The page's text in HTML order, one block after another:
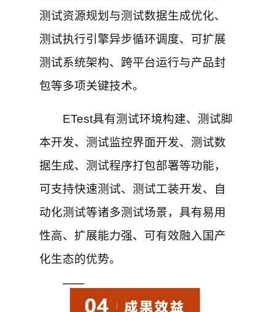
测试资源规划与测试数据生成优化、
测试执行引擎异步循环调度、可扩展
测试系统架构、跨平台运行与产品封
包等多项关键技术。
ETest具有测试环境构建、测试脚
本开发、测试监控界面开发、测试数
据生成、测试程序打包部署等功能，
可支持快速测试、测试工装开发、自
动化测试等诸多测试场景，具有易用
性高、扩展能力强、可有效融入国产
化生态的优势。